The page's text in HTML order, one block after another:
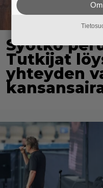
Syötkö
Tutkijat
yhteyden